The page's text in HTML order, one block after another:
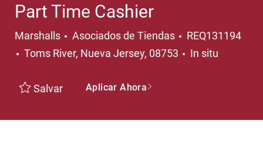
Part Time Cashier
Marshalls Categoría
Asociados de Tiendas
REQ131194
Ubicación
Toms River, Nueva Jersey, 08753 In situ
Salvar Aplicar Ahora